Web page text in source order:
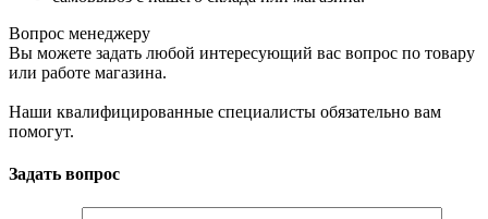
Вопрос менеджеру
Вы можете задать любой интересующий вас вопрос по товару
или работе магазина.
Наши квалифицированные специалисты обязательно вам
помогут.
Задать вопрос